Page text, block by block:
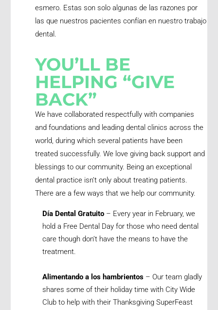
esmero. Estas son solo algunas de las razones por
las que nuestros pacientes confían en nuestro trabajo
dental.
YOU’LL BE
HELPING “GIVE
BACK”
We have collaborated respectfully with companies
and foundations and leading dental clinics across the
world, during which several patients have been
treated successfully. We love giving back support and
blessings to our community. Being an exceptional
dental practice isn’t only about treating patients.
There are a few ways that we help our community.
Día Dental Gratuito – Every year in February, we
hold a Free Dental Day for those who need dental
care though don’t have the means to have the
treatment.
Alimentando a los hambrientos – Our team gladly
shares some of their holiday time with City Wide
Club to help with their Thanksgiving SuperFeast